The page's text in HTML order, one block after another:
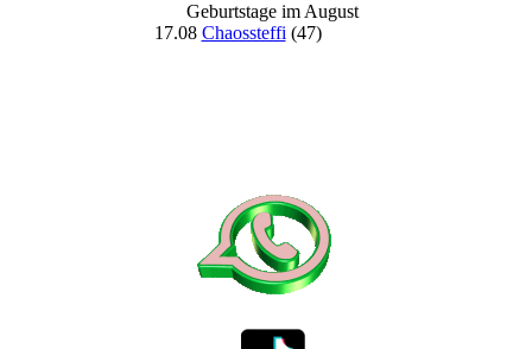
Geburtstage im August
17.08 Chaossteffi (47)